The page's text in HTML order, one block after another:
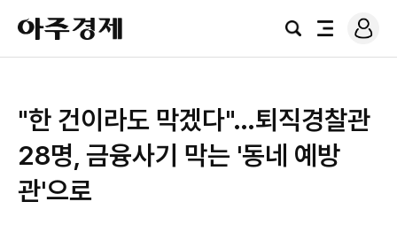
아
주
경
검
전
로
그
"한 건이라도 막겠다"…퇴직경찰관
28명, 금융사기 막는 '동네 예방
관'으로